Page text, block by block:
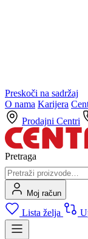
Preskoči na sadržaj
O nama Karijera
Prodajni Centri
Pretraga
Moj račun
Lista želja